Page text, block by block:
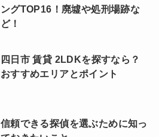
ングTOP16！廃墟や処刑場跡な
ど！
四日市 賃貸 2LDKを探すなら？
おすすめエリアとポイント
信頼できる探偵を選ぶために知っ